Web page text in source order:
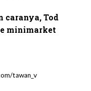
caranya, Tod
minimarket
tawan_v